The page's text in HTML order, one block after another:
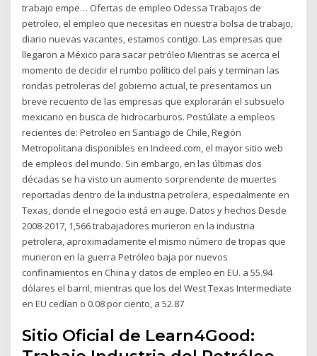
trabajo empe… Ofertas de empleo Odessa Trabajos de
petroleo, el empleo que necesitas en nuestra bolsa de trabajo,
diario nuevas vacantes, estamos contigo. Las empresas que
llegaron a México para sacar petróleo Mientras se acerca el
momento de decidir el rumbo político del país y terminan las
rondas petroleras del gobierno actual, te presentamos un
breve recuento de las empresas que explorarán el subsuelo
mexicano en busca de hidrocarburos. Postúlate a empleos
recientes de: Petroleo en Santiago de Chile, Región
Metropolitana disponibles en Indeed.com, el mayor sitio web
de empleos del mundo. Sin embargo, en las últimas dos
décadas se ha visto un aumento sorprendente de muertes
reportadas dentro de la industria petrolera, especialmente en
Texas, donde el negocio está en auge. Datos y hechos Desde
2008-2017, 1,566 trabajadores murieron en la industria
petrolera, aproximadamente el mismo número de tropas que
murieron en la guerra Petróleo baja por nuevos
confinamientos en China y datos de empleo en EU. a 55.94
dólares el barril, mientras que los del West Texas Intermediate
en EU cedían o 0.08 por ciento, a 52.87
Sitio Oficial de Learn4Good: